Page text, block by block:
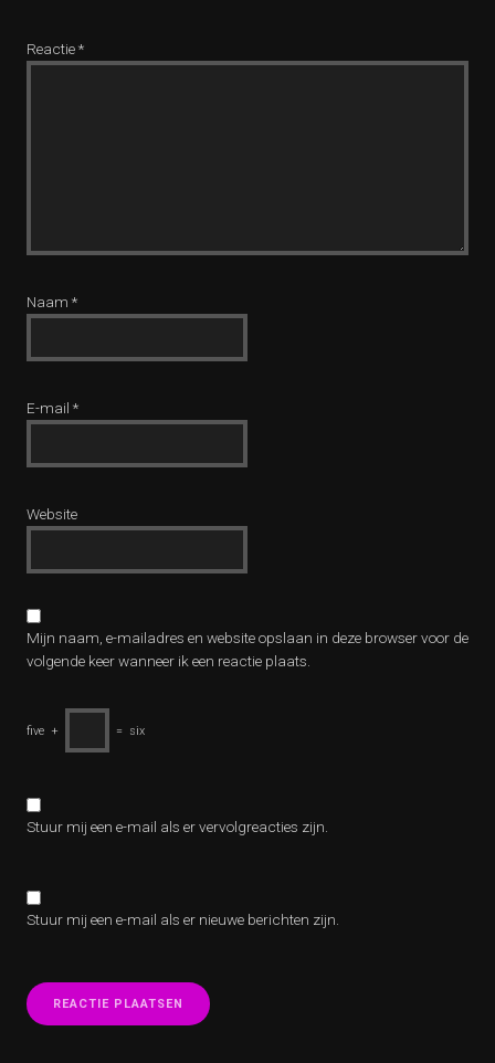
Reactie*
Naam *
E-mail *
Website
Mijn naam, e-mailadres en website opslaan in deze browser voor de
volgende keer wanneer ik een reactie plaats.
five + = six
Stuur mij een e-mail als er vervolgreacties zijn.
Stuur mij een e-mail als er nieuwe berichten zijn.